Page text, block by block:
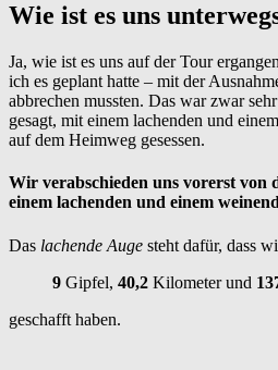
Wie ist es uns
Ja, wie ist es uns auf der Tour
ich es geplant hatte – mit der
abbrechen mussten. Das war zwar
gesagt, mit einem lachenden und
auf dem Heimweg gesessen.
Wir verabschieden uns vorerst von
einem lachenden und einem
Das lachende Auge steht dafür, dass
9 Gipfel, 40,2 Kilometer und
geschafft haben.